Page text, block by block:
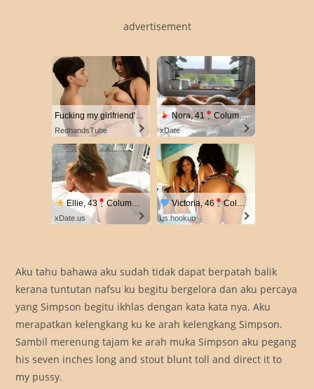
advertisement
Fucking my girlfriend's hot mommy by mistake
RedhandsTube
Nora, 41 Columbus
xDate
Ellie, 43 Columbus
xDate.us
Victoria, 46 Columbus
us.hookup
Aku tahu bahawa aku sudah tidak dapat berpatah balik
kerana tuntutan nafsu ku begitu bergelora dan aku percaya
yang Simpson begitu ikhlas dengan kata kata nya. Aku
merapatkan kelengkang ku ke arah kelengkang Simpson.
Sambil merenung tajam ke arah muka Simpson aku pegang
his seven inches long and stout blunt toll and direct it to
my pussy.